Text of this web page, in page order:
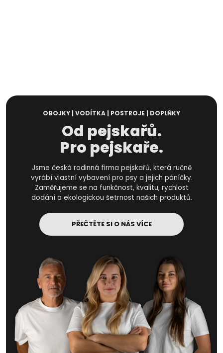
OBOJKY | VODÍTKA | POSTROJE | DOPLŇKY
Od pejskařů.
Pro pejskaře.
Jsme česká rodinná firma pejskařů, která ručně
vyrábí vlastní vybavení pro psy a jejich páníčky.
Zaměřujeme se na funkčnost, kvalitu, rychlost
dodání a ekologickou šetrnost našich produktů.
PŘEČTĚTE SI O NÁS VÍCE